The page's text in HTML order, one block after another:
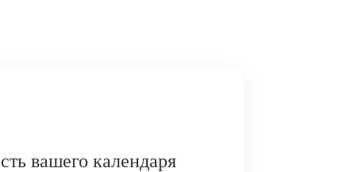
вашего календаря